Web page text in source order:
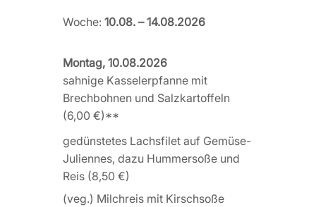
Woche: 10.08. – 14.08.2026
Montag, 10.08.2026
sahnige Kasselerpfanne mit
Brechbohnen und Salzkartoffeln
(6,00 €)**
gedünstetes Lachsfilet auf Gemüse-
Juliennes, dazu Hummersoße und
Reis (8,50 €)
(veg.) Milchreis mit Kirschsoße